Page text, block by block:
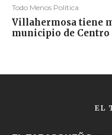
Todo Menos Política
Villahermosa tiene
municipio de Centro
EL